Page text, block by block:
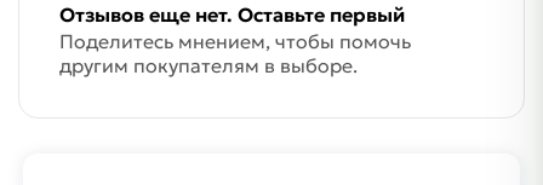
Отзывов еще нет. Оставьте первый
Поделитесь мнением, чтобы помочь
другим покупателям в выборе.